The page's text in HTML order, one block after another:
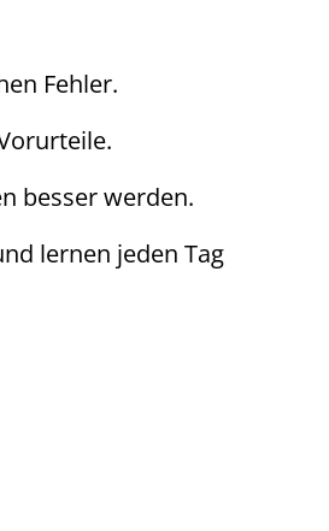
Fehler.
besser werden.
lernen jeden Tag